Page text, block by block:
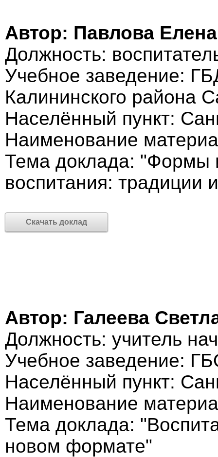
Автор: Павлова
Должность:
Учебное заведение:
Калининского района
Населённый пункт:
Наименование
Тема доклада: "Формы
воспитания: традиции
Скачать доклад
Автор: Галеева
Должность: учитель
Учебное заведение:
Населённый пункт:
Наименование
Тема доклада:
новом формате"